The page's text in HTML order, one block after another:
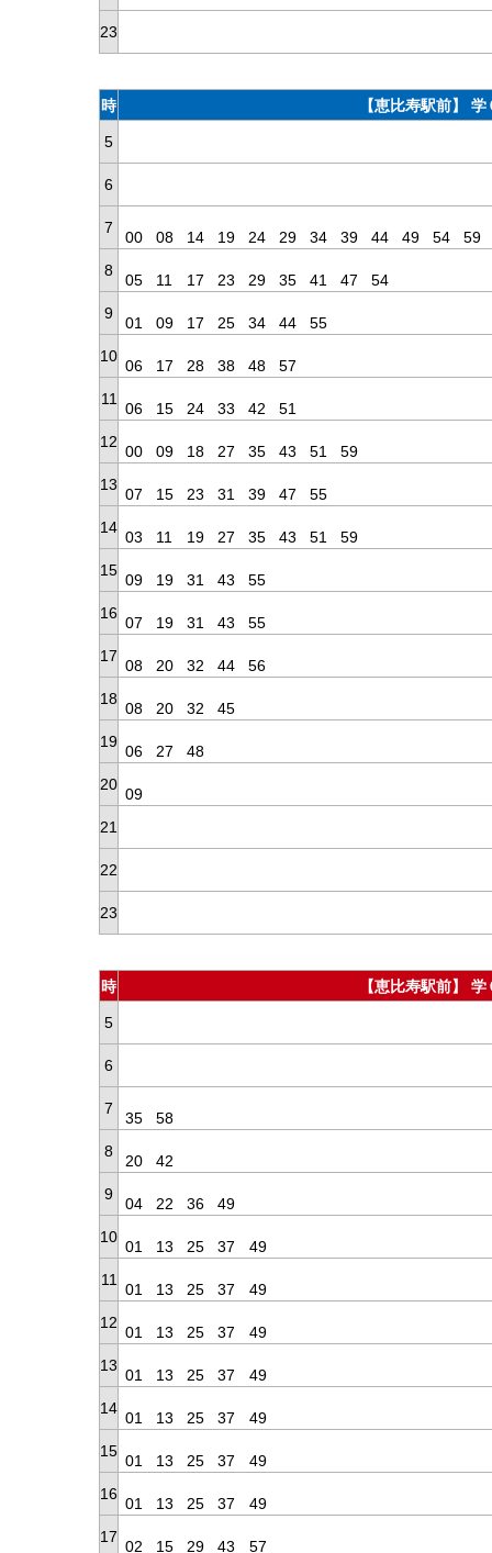
23
時 【恵比寿駅前】
5
6
7
00 08 14 19 24 29 34 39 44 49 54
59
8
05 11 17 23 29 35 41 47
54
9
01 09 17 25 34 44
55
10
06 17 28 38 48
57
11
06 15 24 33 42
51
12
00 09 18 27 35 43 51
59
13
07 15 23 31 39 47
55
14
03 11 19 27 35 43 51
59
15
09 19 31 43
55
16
07 19 31 43
55
17
08 20 32 44
56
18
08 20 32
45
19
06 27
48
20
09
21
22
23
時 【恵比寿駅前】
5
6
7
35
58
8
20
42
9
04 22 36
49
10
01 13 25 37
49
11
01 13 25 37
49
12
01 13 25 37
49
13
01 13 25 37
49
14
01 13 25 37
49
15
01 13 25 37
49
16
01 13 25 37
49
17
02 15 29 43 57